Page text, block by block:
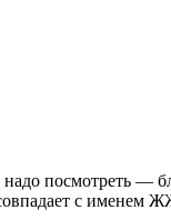
посмотреть —
с